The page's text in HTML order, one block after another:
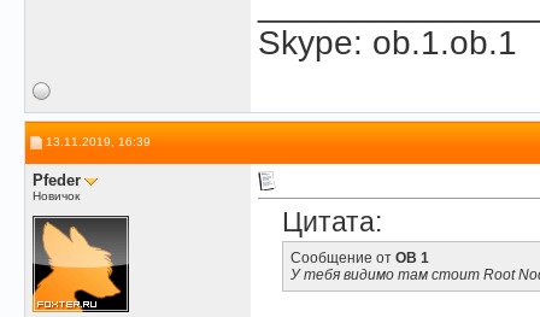
Skype: ob.1.ob.1
13.11.2019, 16:39
Pfeder
Новичок
Цитата:
Сообщение от OB 1
У тебя видимо там стоит Root